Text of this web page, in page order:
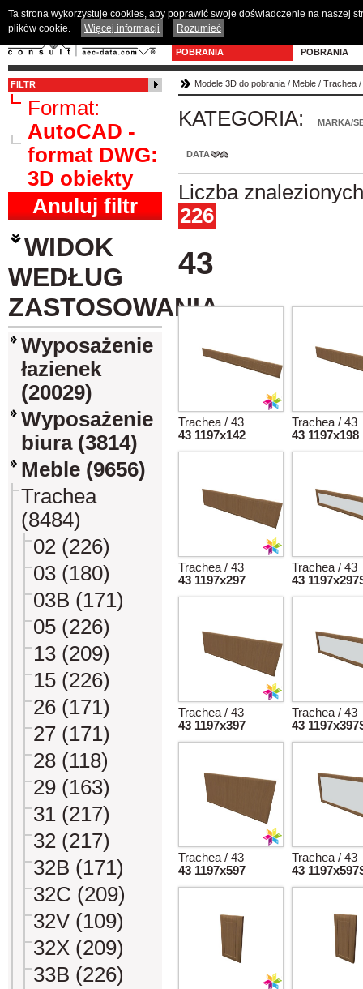
POBRANIA
POBRANIA
FILTR
Format:
AutoCAD -
format DWG:
3D obiekty
Anuluj filtr
WIDOK
WEDŁUG
ZASTOSOWANIA
Wyposażenie
łazienek
(20029)
Wyposażenie
biura (3814)
Meble (9656)
Trachea
(8484)
02 (226)
03 (180)
03B (171)
05 (226)
13 (209)
15 (226)
26 (171)
27 (171)
28 (118)
29 (163)
31 (217)
32 (217)
32B (171)
32C (209)
32V (109)
32X (209)
33B (226)
Modele 3D do pobrania / Meble / Trachea /
KATEGORIA: MARKA/
DATA
Liczba
226
43
Trachea / 43
43 1197x142
Trachea / 43
43 1197x198
Trachea / 43
43 1197x297
Trachea / 43
43
Trachea / 43
43 1197x397
Trachea / 43
43
Trachea / 43
43 1197x597
Trachea / 43
43
Ta strona wykorzystuje cookies, aby poprawić swoje doświadczenie na naszej
plików cookie.
Więcej informacji Rozumieć